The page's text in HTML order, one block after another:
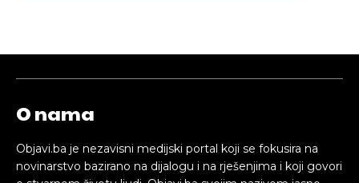
O nama
Objavi.ba je nezavisni medijski portal koji se fokusira na
novinarstvo bazirano na dijalogu i na rješenjima i koji govori